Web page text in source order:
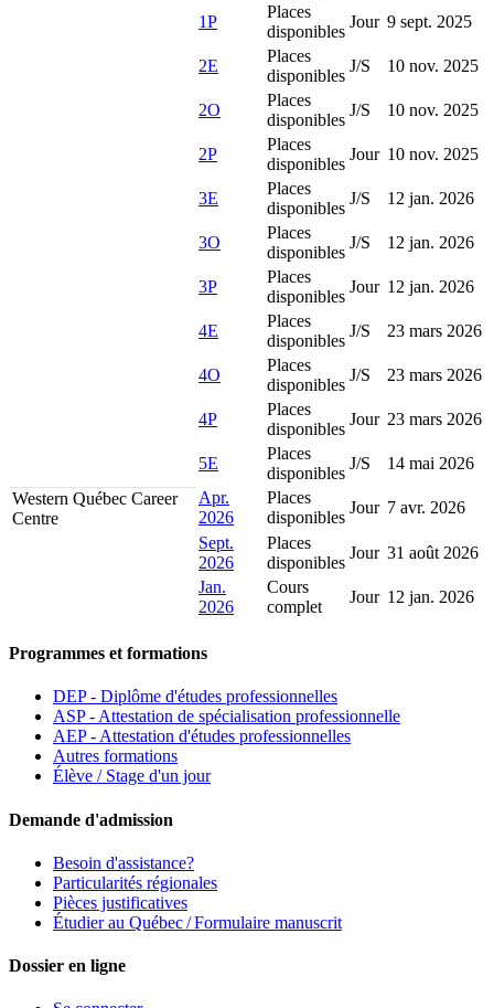
1P
Places
disponibles
Jour 9 sept. 2025
2E
Places
disponibles
J/S 10 nov. 2025
2O
Places
disponibles
J/S 10 nov. 2025
2P
Places
disponibles
Jour 10 nov. 2025
3E
Places
disponibles
J/S 12 jan. 2026
3O
Places
disponibles
J/S 12 jan. 2026
3P
Places
disponibles
Jour 12 jan. 2026
4E
Places
disponibles
J/S 23 mars 2026
4O
Places
disponibles
J/S 23 mars 2026
4P
Places
disponibles
Jour 23 mars 2026
5E
Places
disponibles
J/S
14 mai 2026
Western Québec Career
Centre
Apr.
2026
Places
disponibles
Jour 7 avr. 2026
Sept.
2026
Places
disponibles
Jour 31 août 2026
Jan.
2026
Cours
complet
Jour 12 jan. 2026
Programmes et formations
DEP - Diplôme d'études professionnelles
ASP - Attestation de spécialisation professionnelle
AEP - Attestation d'études professionnelles
Autres formations
Élève / Stage d'un jour
Demande d'admission
Besoin d'assistance?
Particularités régionales
Pièces justificatives
Étudier au Québec / Formulaire manuscrit
Dossier en ligne